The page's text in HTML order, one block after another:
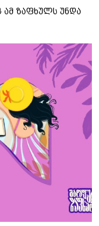
ამ ზაფხულს უნდა